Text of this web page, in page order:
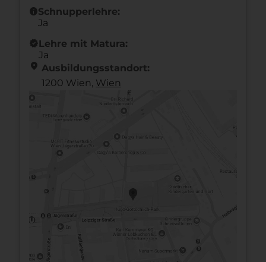
infoSchnupperlehre:
Ja
new_releasesLehre mit Matura:
Ja
location_on Ausbildungsstandort:
1200 Wien, Wien